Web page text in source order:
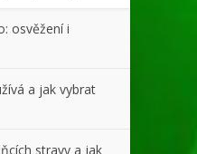
osvěžení i
a jak vybrat
stravy a jak